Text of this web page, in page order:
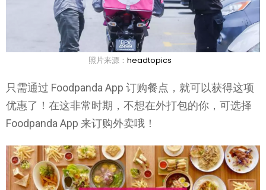
照片来源： headtopics
只需通过 Foodpanda App 订购餐点，就可以获得这项
优惠了！在这非常时期，不想在外打包的你，可选择
Foodpanda App 来订购外卖哦！